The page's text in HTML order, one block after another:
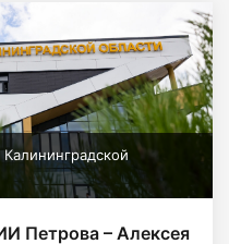
Петрова – Алексея